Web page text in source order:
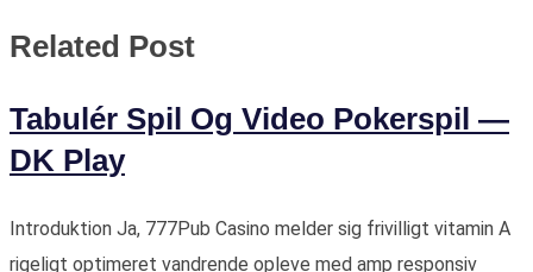
Related Post
Tabulér Spil Og Video Pokerspil —
DK Play
Introduktion Ja, 777Pub Casino melder sig frivilligt vitamin A
rigeligt optimeret vandrende opleve med amp responsiv